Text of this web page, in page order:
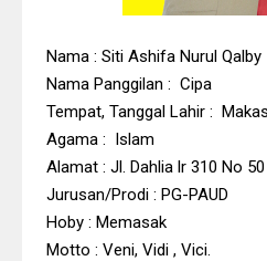
Nama : Siti Ashifa Nurul Qalby
Nama Panggilan : Cipa
Tempat, Tanggal Lahir :
Agama : Islam
Alamat : Jl. Dahlia lr 310 No 50
Jurusan/Prodi : PG-PAUD
Hoby : Memasak
Motto : Veni, Vidi , Vici.